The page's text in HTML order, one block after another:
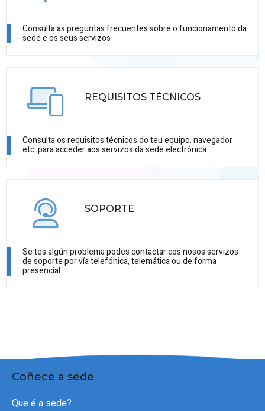
Consulta as preguntas frecuentes sobre o funcionamento da
sede e os seus servizos
REQUISITOS TÉCNICOS
Consulta os requisitos técnicos do teu equipo, navegador
etc. para acceder aos servizos da sede electrónica
SOPORTE
Se tes algún problema podes contactar cos nosos servizos
de soporte por vía telefónica, telemática ou de forma
presencial
Coñece a sede
Que é a sede?